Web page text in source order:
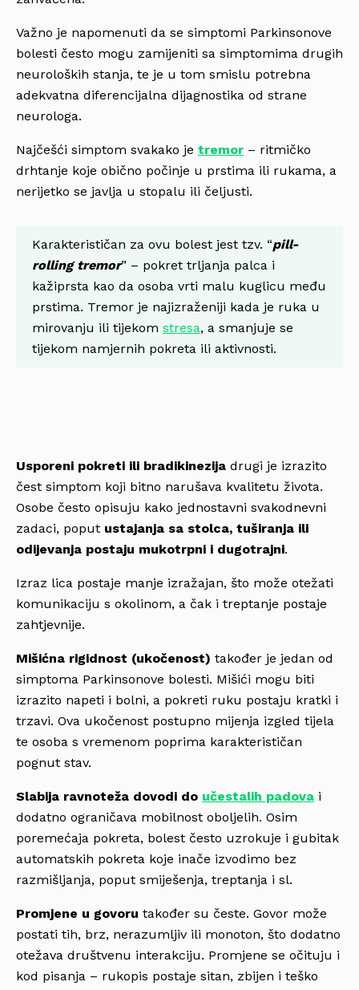
Važno je napomenuti da se simptomi Parkinsonove
bolesti često mogu zamijeniti sa simptomima drugih
neuroloških stanja, te je u tom smislu potrebna
adekvatna diferencijalna dijagnostika od strane
neurologa.
Najčešći simptom svakako je tremor – ritmičko
drhtanje koje obično počinje u prstima ili rukama, a
nerijetko se javlja u stopalu ili čeljusti.
Karakterističan za ovu bolest jest tzv. “pill-
rolling tremor” – pokret trljanja palca i
kažiprsta kao da osoba vrti malu kuglicu među
prstima. Tremor je najizraženiji kada je ruka u
mirovanju ili tijekom stresa, a smanjuje se
tijekom namjernih pokreta ili aktivnosti.
Usporeni pokreti ili bradikinezija drugi je izrazito
čest simptom koji bitno narušava kvalitetu života.
Osobe često opisuju kako jednostavni svakodnevni
zadaci, poput ustajanja sa stolca, tuširanja ili
odijevanja postaju mukotrpni i dugotrajni.
Izraz lica postaje manje izražajan, što može otežati
komunikaciju s okolinom, a čak i treptanje postaje
zahtjevnije.
Mišićna rigidnost (ukočenost) također je jedan od
simptoma Parkinsonove bolesti. Mišići mogu biti
izrazito napeti i bolni, a pokreti ruku postaju kratki i
trzavi. Ova ukočenost postupno mijenja izgled tijela
te osoba s vremenom poprima karakterističan
pognut stav.
Slabija ravnoteža dovodi do učestalih padova i
dodatno ograničava mobilnost oboljelih. Osim
poremećaja pokreta, bolest često uzrokuje i gubitak
automatskih pokreta koje inače izvodimo bez
razmišljanja, poput smiješenja, treptanja i sl.
Promjene u govoru također su česte. Govor može
postati tih, brz, nerazumljiv ili monoton, što dodatno
otežava društvenu interakciju. Promjene se očituju i
kod pisanja – rukopis postaje sitan, zbijen i teško